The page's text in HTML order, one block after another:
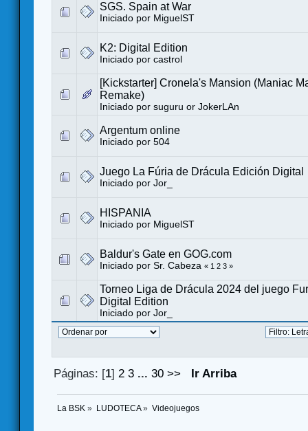
SGS. Spain at War
Iniciado por MiguelST
K2: Digital Edition
Iniciado por castrol
[Kickstarter] Cronela's Mansion (Maniac
Remake)
Iniciado por suguru or JokerLAn
Argentum online
Iniciado por 504
Juego La Fúria de Drácula Edición Digital
Iniciado por Jor_
HISPANIA
Iniciado por MiguelST
Baldur's Gate en GOG.com
Iniciado por Sr. Cabeza « 1 2 3 »
Torneo Liga de Drácula 2024 del juego
Digital Edition
Iniciado por Jor_
Páginas: [1] 2 3 ...30 >> Ir Arriba
La BSK » LUDOTECA» Videojuegos